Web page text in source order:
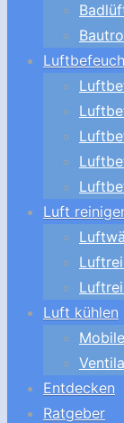
Luft
Luft kühlen
Entdecken
Ratgeber